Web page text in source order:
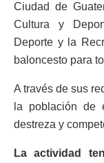
Ciudad de
Cultura y
Deporte y la
baloncesto para
A través de sus
la población de
destreza y
La actividad